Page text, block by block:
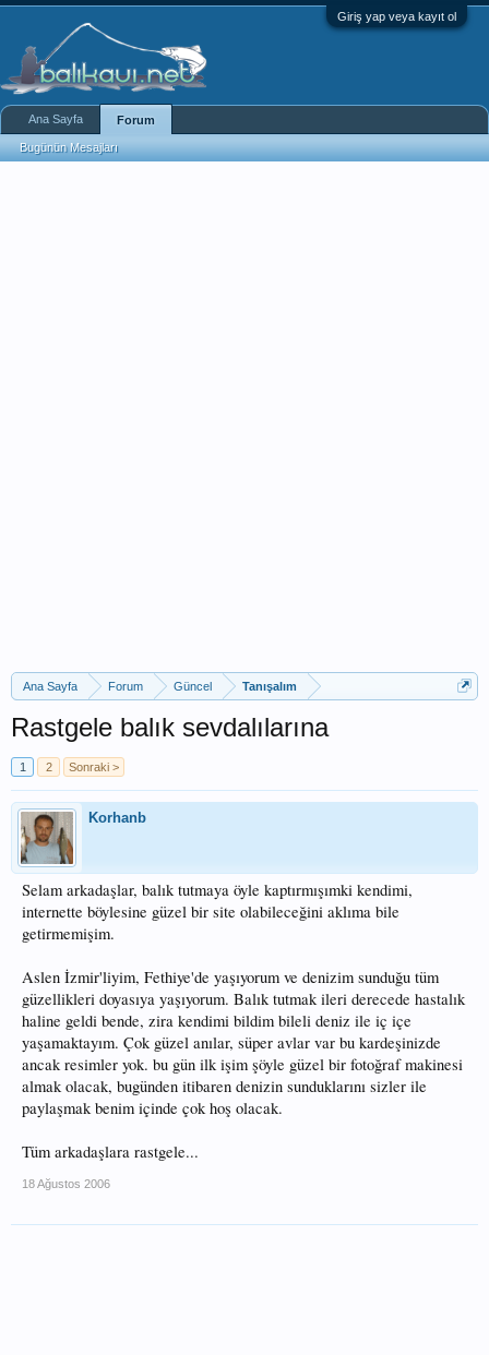
Giriş yap veya kayıt ol
Ana Sayfa Forum Güncel Tanışalım
Rastgele balık sevdalılarına
1 2 Sonraki >
Korhanb
Selam arkadaşlar, balık tutmaya öyle kaptırmışımki kendimi,
internette böylesine güzel bir site olabileceğini aklıma bile
getirmemişim.
Aslen İzmir'liyim, Fethiye'de yaşıyorum ve denizim sunduğu tüm
güzellikleri doyasıya yaşıyorum. Balık tutmak ileri derecede hastalık
haline geldi bende, zira kendimi bildim bileli deniz ile iç içe
yaşamaktayım. Çok güzel anılar, süper avlar var bu kardeşinizde
ancak resimler yok. bu gün ilk işim şöyle güzel bir fotoğraf makinesi
almak olacak, bugünden itibaren denizin sunduklarını sizler ile
paylaşmak benim içinde çok hoş olacak.
Tüm arkadaşlara rastgele...
18 Ağustos 2006
Ana Sayfa Forum
Bugünün Mesajları